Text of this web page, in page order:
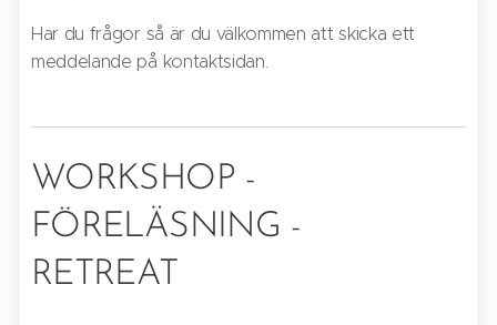
Har du frågor så är du välkommen att skicka ett
meddelande på kontaktsidan.
WORKSHOP -
FÖRELÄSNING -
RETREAT